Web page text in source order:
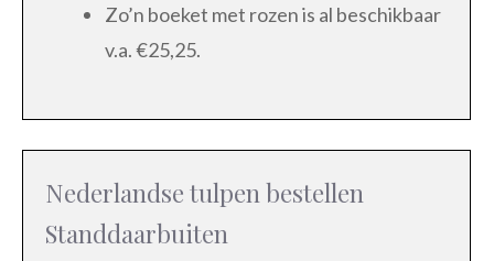
Zo’n boeket met rozen is al beschikbaar
v.a. €25,25.
Nederlandse tulpen bestellen
Standdaarbuiten